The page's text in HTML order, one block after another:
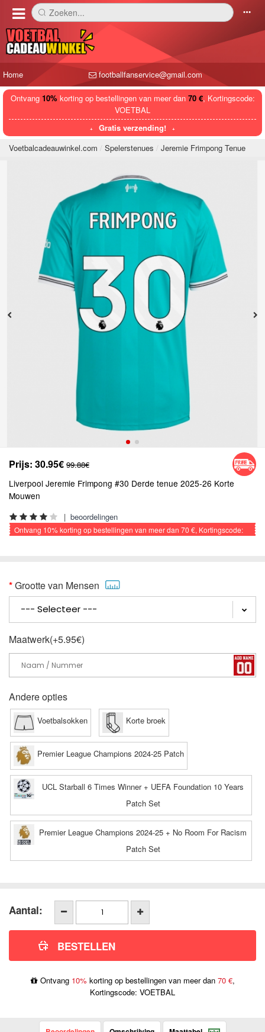
󰅼 Zoeken... 󰄒
Home footballfanservice@gmail.com
Ontvang 10%korting op bestellingen van meer dan 70 €, Kortingscode:
VOETBAL
Gratis verzending!
Voetbalcadeauwinkel.com
Spelerstenues Jeremie Frimpong Tenue
Prijs: 30.95€ 99.88€
Liverpool Jeremie Frimpong #30 Derde tenue 2025-26 Korte
Mouwen
| beoordelingen
Ontvang 10%korting op bestellingen van meer dan 70 €, Kortingscode:
Grootte van Mensen
Maatwerk(+5.95€)
Andere opties
Voetbalsokken Korte broek
Premier League Champions 2024-25 Patch
UCL Starball 6 Times Winner + UEFA Foundation 10 Years
Patch Set
Premier League Champions 2024-25 + No Room For Racism
Patch Set
Aantal:
Ontvang 10% korting op bestellingen van meer dan 70 €,
Kortingscode: VOETBAL